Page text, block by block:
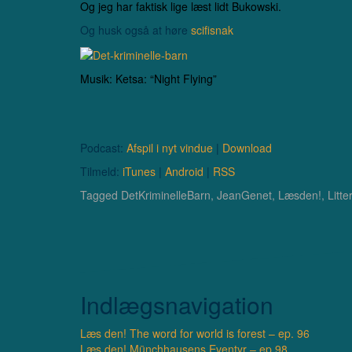
Og jeg har faktisk lige læst lidt Bukowski.
Og husk også at høre scifisnak
Musik: Ketsa: “Night Flying”
Podcast: Afspil i nyt vindue | Download
Tilmeld: iTunes | Android | RSS
Tagged DetKriminelleBarn, JeanGenet, Læsden!,
Indlægsnavigation
Læs den! The word for world is forest – ep. 96